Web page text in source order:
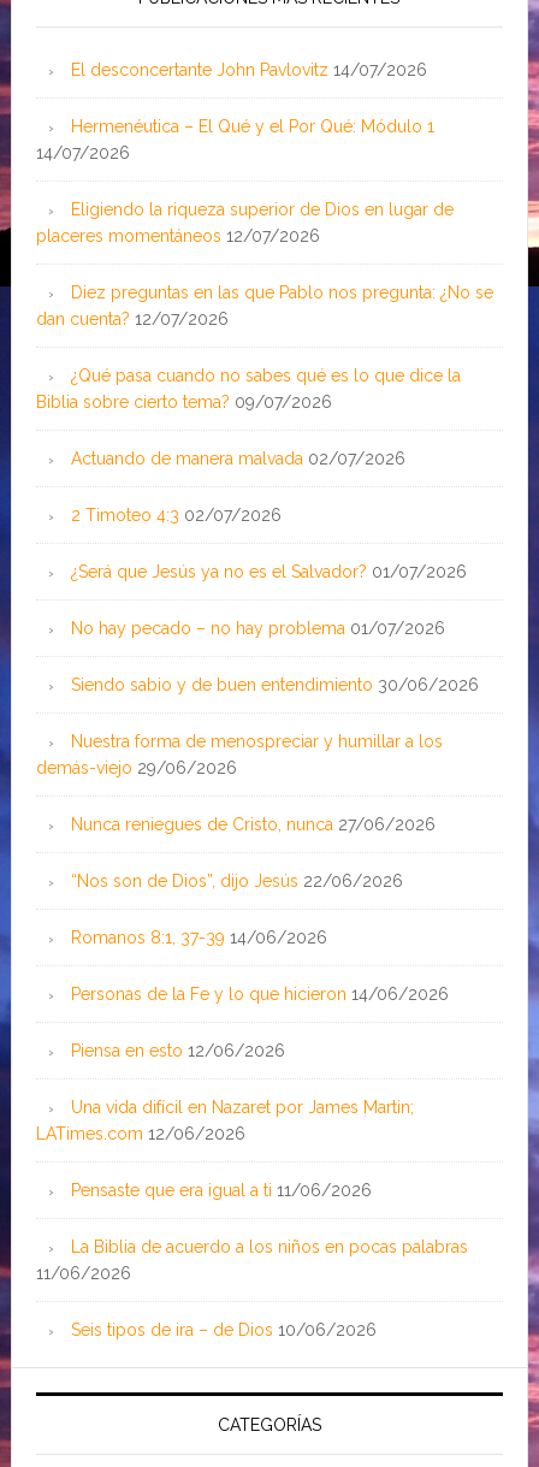
El desconcertante John Pavlovitz 14/07/2026
Hermenéutica – El Qué y el Por Qué: Módulo 1
14/07/2026
Eligiendo la riqueza superior de Dios en lugar de
placeres momentáneos 12/07/2026
Diez preguntas en las que Pablo nos pregunta: ¿No se
dan cuenta? 12/07/2026
¿Qué pasa cuando no sabes qué es lo que dice la
Biblia sobre cierto tema? 09/07/2026
Actuando de manera malvada 02/07/2026
2 Timoteo 4:3 02/07/2026
¿Será que Jesús ya no es el Salvador? 01/07/2026
No hay pecado – no hay problema 01/07/2026
Siendo sabio y de buen entendimiento 30/06/2026
Nuestra forma de menospreciar y humillar a los
demás-viejo 29/06/2026
Nunca reniegues de Cristo, nunca 27/06/2026
“Nos son de Dios”, dijo Jesús 22/06/2026
Romanos 8:1, 37-39 14/06/2026
Personas de la Fe y lo que hicieron 14/06/2026
Piensa en esto 12/06/2026
Una vida difícil en Nazaret por James Martin;
LATimes.com 12/06/2026
Pensaste que era igual a ti 11/06/2026
La Biblia de acuerdo a los niños en pocas palabras
11/06/2026
Seis tipos de ira – de Dios 10/06/2026
CATEGORÍAS